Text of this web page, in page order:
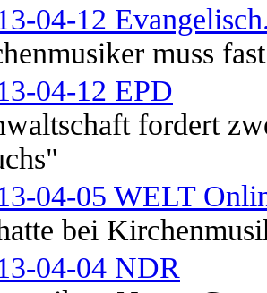
04-12
muss
04-12 EPD
fordert
04-05 WELT
bei
04-04 NDR